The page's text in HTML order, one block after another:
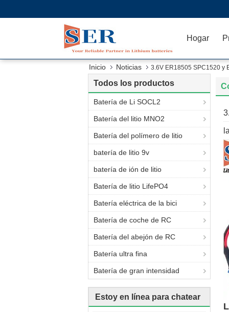
Hogar
Inicio Noticias 3.6V ER18505 SPC1520 y
Todos los productos
Batería de Li SOCL2
Batería del litio MNO2
Batería del polímero de litio
batería de litio 9v
batería de ión de litio
Batería de litio LifePO4
Batería eléctrica de la bici
Batería de coche de RC
Batería del abejón de RC
Batería ultra fina
Batería de gran intensidad
Estoy en línea para chatear